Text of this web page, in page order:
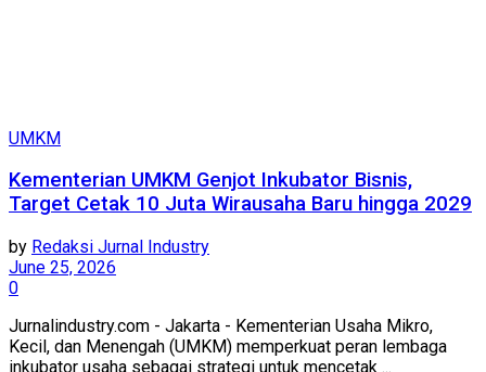
UMKM
Kementerian UMKM Genjot Inkubator Bisnis,
Target Cetak 10 Juta Wirausaha Baru hingga 2029
by Redaksi Jurnal Industry
June 25, 2026
0
Jurnalindustry.com - Jakarta - Kementerian Usaha Mikro,
Kecil, dan Menengah (UMKM) memperkuat peran lembaga
inkubator usaha sebagai strategi untuk mencetak ...